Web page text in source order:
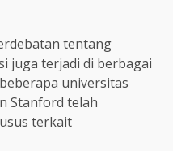
tentang
juga terjadi di berbagai
universitas
Stanford telah
terkait